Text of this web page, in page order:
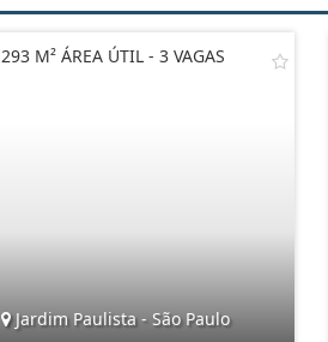
293 M² ÁREA ÚTIL - 3 VAGAS
Jardim Paulista - São Paulo